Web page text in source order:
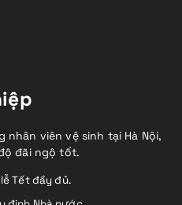
viên vệ sinh tại Hà Nội,
đãi ngộ tốt.
Tết đầy đủ.